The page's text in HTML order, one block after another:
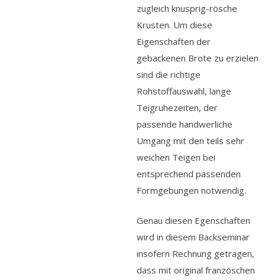
zugleich knusprig-rösche
Krusten. Um diese
Eigenschaften der
gebackenen Brote zu erzielen
sind die richtige
Rohstoffauswahl, lange
Teigruhezeiten, der
passende handwerliche
Umgang mit den teils sehr
weichen Teigen bei
entsprechend passenden
Formgebungen notwendig.
Genau diesen Egenschaften
wird in diesem Backseminar
insofern Rechnung getragen,
dass mit original französchen